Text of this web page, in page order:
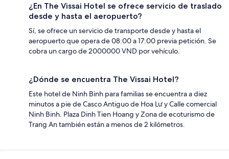
¿En The Vissai Hotel se ofrece servicio de traslado
desde y hasta el aeropuerto?
Sí, se ofrece un servicio de transporte desde y hasta el
aeropuerto que opera de 08:00 a 17:00 previa petición. Se
cobra un cargo de 2000000 VND por vehículo.
¿Dónde se encuentra The Vissai Hotel?
Este hotel de Ninh Binh para familias se encuentra a diez
minutos a pie de Casco Antiguo de Hoa Lư y Calle comercial
Ninh Binh. Plaza Dinh Tien Hoang y Zona de ecoturismo de
Trang An también están a menos de 2 kilómetros.